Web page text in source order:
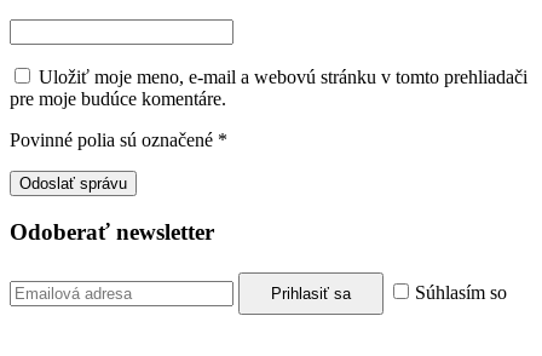
Uložiť moje meno, e-mail a webovú stránku v tomto prehliadači
pre moje budúce komentáre.
Povinné polia sú označené *
Odoberať newsletter
Súhlasím so